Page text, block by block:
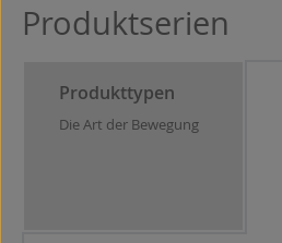
Produktserien
Produkttypen
Die Art der Bewegung